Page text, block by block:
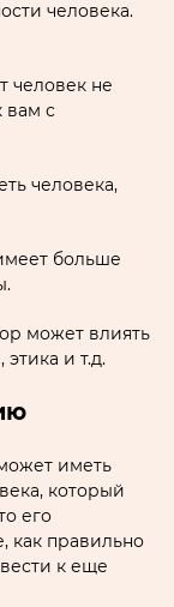
человека.
человек не
вам с
человека,
больше
может влиять
и т.д.
иметь
который
его
как правильно
к еще